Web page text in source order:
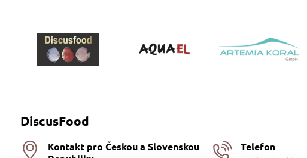
DiscusFood
Kontakt pro Českou a Slovenskou
Telefon